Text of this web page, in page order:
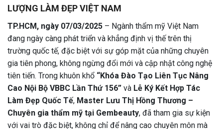
LƯỢNG LÀM ĐẸP VIỆT NAM
TP.HCM, ngày 07/03/2025 – Ngành thẩm mỹ Việt Nam
đang ngày càng phát triển và khẳng định vị thế trên thị
trường quốc tế, đặc biệt với sự góp mặt của những chuyên
gia tiên phong, không ngừng đổi mới và cập nhật công nghệ
tiên tiến. Trong khuôn khổ “Khóa Đào Tạo Liên Tục Nâng
Cao Nội Bộ VBBC Lần Thứ 156” và Lễ Ký Kết Hợp Tác
Làm Đẹp Quốc Tế, Master Lưu Thị Hồng Thương –
Chuyên gia thẩm mỹ tại Gembeauty, đã tham gia sự kiện
với vai trò đặc biệt, không chỉ để nâng cao chuyên môn mà